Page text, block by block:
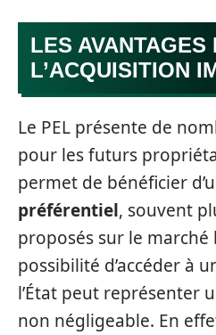
LES AVANTAGES
L’ACQUISITION
Le PEL présente de
pour les futurs
permet de bénéficier
préférentiel, souvent
proposés sur le marché
possibilité d’accéder à
l’État peut représenter
non négligeable. En